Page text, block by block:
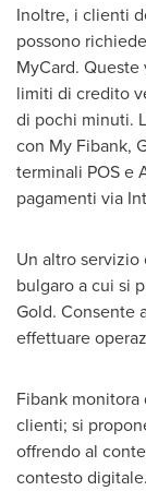
Inoltre, i clienti
possono
MyCard.
limiti di credito
di pochi minuti.
con My Fibank,
terminali POS e
pagamenti via
Un altro
bulgaro a cui si
Gold. Consente
effettuare
Fibank
clienti; si
offrendo al
contesto digitale.